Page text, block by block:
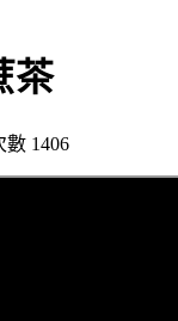
茶
數 1406